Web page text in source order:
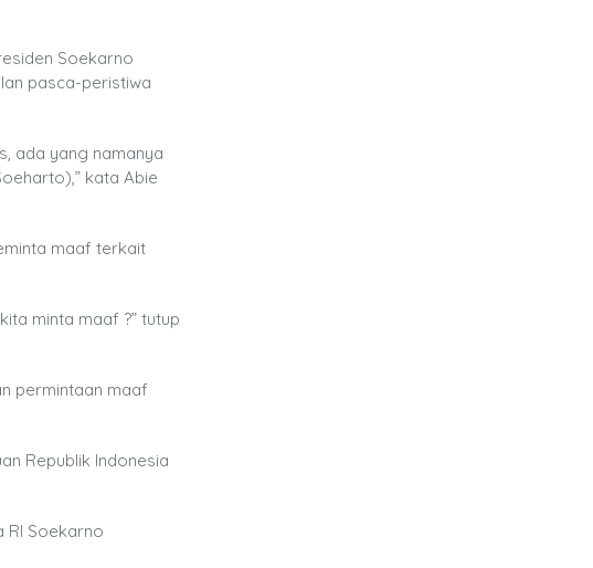
Soekarno
pasca-peristiwa
ada yang namanya
kata Abie
maaf terkait
minta maaf ?” tutup
permintaan maaf
Republik Indonesia
RI Soekarno